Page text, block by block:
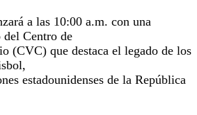
a las 10:00 a.m. con una
Centro de
(CVC) que destaca el legado de los
estadounidenses de la República